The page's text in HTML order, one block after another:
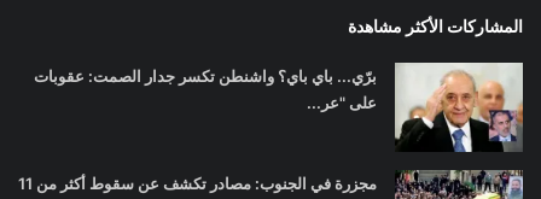
المشاركات الأكثر مشاهدة
برّي... باي باي؟ واشنطن تكسر جدار الصمت: عقوبات
على "عر...
مجزرة في الجنوب: مصادر تكشف عن سقوط أكثر من 11